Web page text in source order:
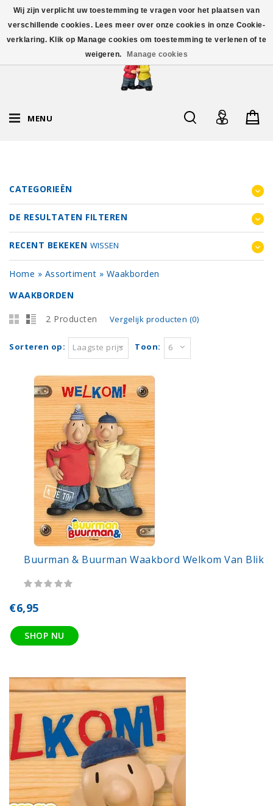
MENU
CATEGORIEËN
DE RESULTATEN FILTEREN
RECENT BEKEKEN WISSEN
Home » Assortiment » Waakborden
WAAKBORDEN
2 Producten Vergelijk producten (0)
Sorteren op: Laagste prijs Toon: 6
Buurman & Buurman Waakbord Welkom Van Blik
€6,95
SHOP NU
Wij zijn verplicht uw toestemming te vragen voor het plaatsen van
verschillende cookies. Lees meer over onze cookies in onze Cookie-
verklaring. Klik op Manage cookies om toestemming te verlenen of te
weigeren.
Manage cookies